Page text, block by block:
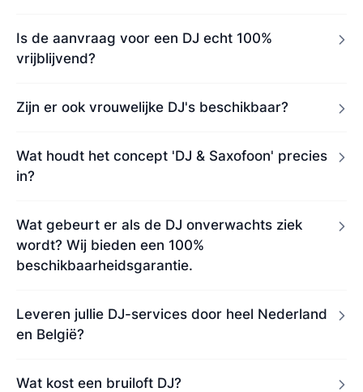
Is de aanvraag voor een DJ echt 100%
vrijblijvend?
Zijn er ook vrouwelijke DJ's beschikbaar?
Wat houdt het concept 'DJ & Saxofoon' precies
in?
Wat gebeurt er als de DJ onverwachts ziek
wordt? Wij bieden een 100%
beschikbaarheidsgarantie.
Leveren jullie DJ-services door heel Nederland
en België?
Wat kost een bruiloft DJ?